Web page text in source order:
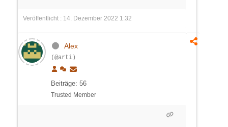
Veröffentlicht : 14. Dezember 2022 1:32
Alex
(@arti)
Beiträge: 56
Trusted Member